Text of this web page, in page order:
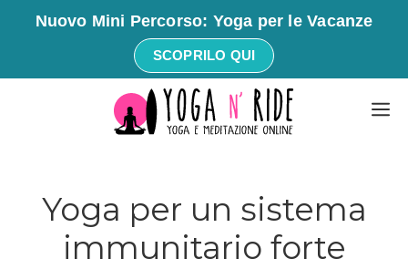
Nuovo Mini Percorso: Yoga per le Vacanze
SCOPRILO QUI
Yoga per un sistema
immunitario forte